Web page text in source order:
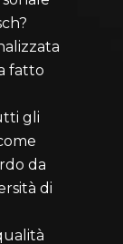
fatto
gli
da
di